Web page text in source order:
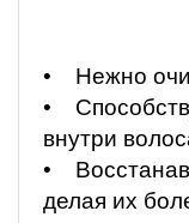
• Нежно
•
внутри
•
делая их